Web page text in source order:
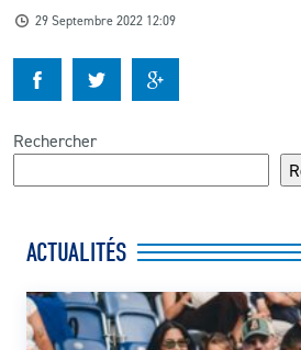
KIDS
CLUB
29 Septembre 2022 12:09
Rechercher
ACTUALITÉS